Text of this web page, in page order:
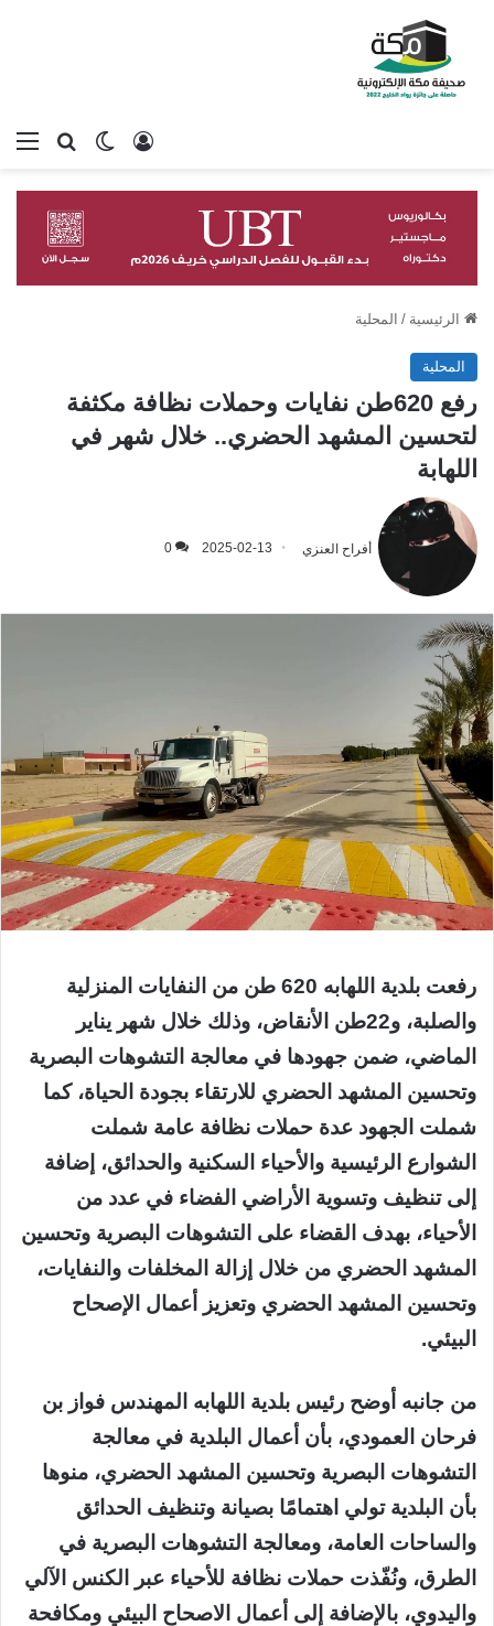
بحثالوضع
تسجيل الدخول
الرئيسية / المحلية
المحلية
رفع 620طن نفايات وحملات نظافة مكثفة
لتحسين المشهد الحضري.. خلال شهر في
اللهابة
أفراح العنزي 2025-02-13
0
رفعت بلدية اللهابه 620 طن من النفايات المنزلية
والصلبة، و22طن الأنقاض، وذلك خلال شهر يناير
الماضي، ضمن جهودها في معالجة التشوهات البصرية
وتحسين المشهد الحضري للارتقاء بجودة الحياة، كما
شملت الجهود عدة حملات نظافة عامة شملت
الشوارع الرئيسية والأحياء السكنية والحدائق، إضافة
إلى تنظيف وتسوية الأراضي الفضاء في عدد من
الأحياء، بهدف القضاء على التشوهات البصرية وتحسين
المشهد الحضري من خلال إزالة المخلفات والنفايات،
وتحسين المشهد الحضري وتعزيز أعمال الإصحاح
البيئي.
من جانبه أوضح رئيس بلدية اللهابه المهندس فواز بن
فرحان العمودي، بأن أعمال البلدية في معالجة
التشوهات البصرية وتحسين المشهد الحضري، منوها
بأن البلدية تولي اهتمامًا بصيانة وتنظيف الحدائق
والساحات العامة، ومعالجة التشوهات البصرية في
الطرق، ونُفّذت حملات نظافة للأحياء عبر الكنس الآلي
واليدوي، بالإضافة إلى أعمال الاصحاح البيئي ومكافحة